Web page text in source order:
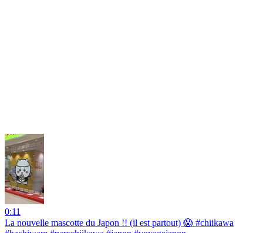
0:11
La nouvelle mascotte du Japon !! (il est partout) 😱 #chiikawa